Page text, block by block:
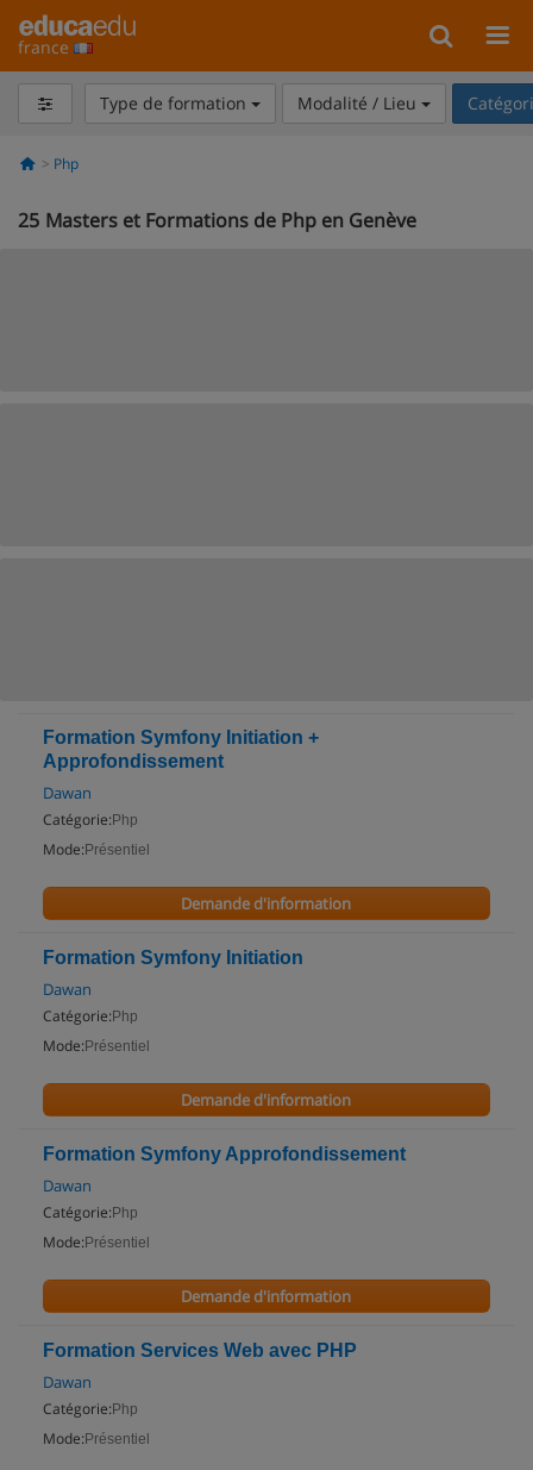
france
Type de formation Modalité / Lieu
Php
25 Masters et Formations de Php en Genève
Formation Symfony Initiation +
Approfondissement
Dawan
Catégorie: Php
Mode: Présentiel
Demande d'information
Formation Symfony Initiation
Dawan
Catégorie: Php
Mode: Présentiel
Demande d'information
Formation Symfony Approfondissement
Dawan
Catégorie: Php
Mode: Présentiel
Demande d'information
Formation Services Web avec PHP
Dawan
Catégorie: Php
Mode: Présentiel